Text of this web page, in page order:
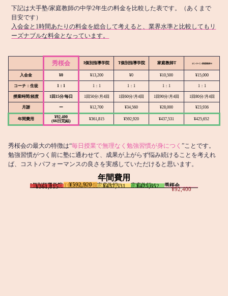
下記は大手塾/家庭教師の中学2年生の料金を比較した表です。（あくまで
目安です）
入会金と1時間あたりの料金を総合して考えると、業界水準と比較してもリ
ーズナブルな料金となっています。
秀桜会 I個別指導学院 T個別指導学院 家庭教師T オンライン家庭教師M
入会金 ¥0 ¥13,200 ¥0 ¥10,500 ¥15,000
コーチ：生徒 1：1 1：1 1：1 1：1 1：1
授業時間/頻度 1回15分/毎日 1回50分/月4回 1回60分/月4回 1回90分/月4回 1回80分/月4回
月謝 ー ¥12,700 ¥34,560 ¥28,000 ¥23,936
年間費用
¥92,400
(66日完結)
¥361,815 ¥592,920 ¥437,531 ¥425,652
秀桜会の最大の特徴は“毎日授業で無理なく勉強習慣が身につく ”ことです。
勉強習慣がつく前に塾に通わせて、成果が上がらず悩み続けることを考えれ
ば、コストパフォーマンスの良さを実感していただけると思います。
年間費用
I個別指導学院
¥361,815 T個別指導学院
¥592,920 家庭教師T
¥437,531 家庭教師M
¥425,652 秀桜会
¥92,400